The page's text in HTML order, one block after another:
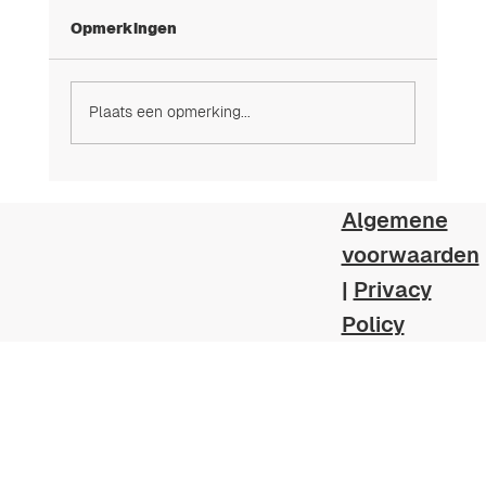
Opmerkingen
Plaats een opmerking...
Algemene
voorwaarden
| Privacy
Policy